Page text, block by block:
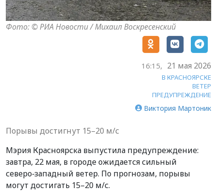
Фото: © РИА Новости / Михаил Воскресенский
16:15, 21 мая 2026
В КРАСНОЯРСКЕ
ВЕТЕР
ПРЕДУПРЕЖДЕНИЕ
Виктория Мартоник
Порывы достигнут 15–20 м/с
Мэрия Красноярска выпустила предупреждение:
завтра, 22 мая, в городе ожидается сильный
северо‑западный ветер. По прогнозам, порывы
могут достигать 15–20 м/с.